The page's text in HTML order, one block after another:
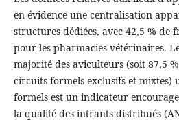
en évidence une centralisation
structures dédiées, avec 42,5 % de
pour les pharmacies vétérinaires.
majorité des aviculteurs (soit 87,5
circuits formels exclusifs et mixtes)
formels est un indicateur
la qualité des intrants distribués